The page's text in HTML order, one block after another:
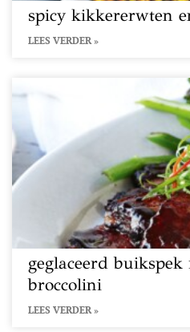
spicy kikkererwten
LEES VERDER »
geglaceerd
broccolini
LEES VERDER »